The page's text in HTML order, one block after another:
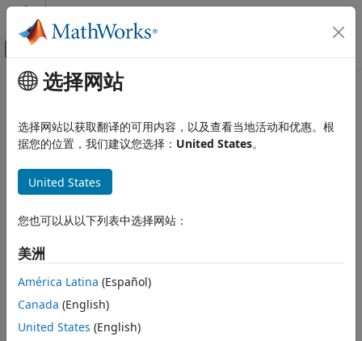
跳到内容
画布外导航菜单切换
文档主页
Simulink Coder
模型配置集自定义
Simulink 模块注释
描述
依赖关系
编程用法
主要内容
Simulink 模块注释
包括Simulink模块注释
模型配置窗格: 代码生成 / 注释
描述
依赖关系
包括注释启用此参数。
选择网站
选择网站以获取翻译的可用内容，以及查看当地活动和优惠。根
据您的位置，我们建议您选择： United States。
United States
您也可以从以下列表中选择网站：
美洲
América Latina (Español)
Canada (English)
United States (English)